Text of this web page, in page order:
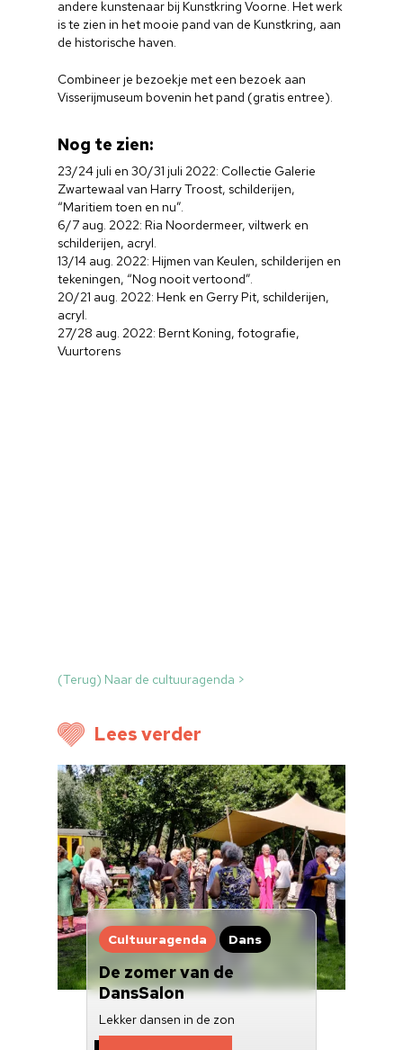
andere kunstenaar bij Kunstkring Voorne. Het werk
is te zien in het mooie pand van de Kunstkring, aan
de historische haven.
Combineer je bezoekje met een bezoek aan
Visserijmuseum bovenin het pand (gratis entree).
Nog te zien:
23/24 juli en 30/31 juli 2022: Collectie Galerie
Zwartewaal van Harry Troost, schilderijen,
“Maritiem toen en nu”.
6/7 aug. 2022: Ria Noordermeer, viltwerk en
schilderijen, acryl.
13/14 aug. 2022: Hijmen van Keulen, schilderijen en
tekeningen, “Nog nooit vertoond”.
20/21 aug. 2022: Henk en Gerry Pit, schilderijen,
acryl.
27/28 aug. 2022: Bernt Koning, fotografie,
Vuurtorens
(Terug) Naar de cultuuragenda >
Lees verder
Cultuuragenda Dans
De zomer van de
DansSalon
Lekker dansen in de zon
Cultuuragenda
Voor
Cultuur op school
Over ons
Nieuwsbrief